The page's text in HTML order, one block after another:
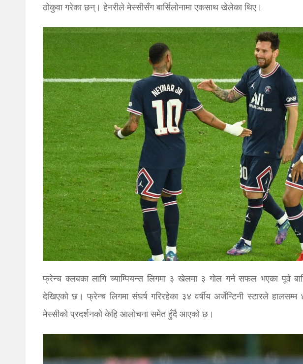
ठोकुवा गरेका छन्। हेनरीले मेस्सीसँग बार्सिलोनामा एकसाथ खेलेका थिए।
फ्रेन्च क्लबका लागि च्याम्पियन्स लिगमा ३ खेलमा ३ गोल गर्न सफल भएका पूर्व
देखिएको छ। फ्रेन्च लिगमा संघर्ष गरिरहेका ३४ वर्षीय अर्जेन्टिनी स्टारले
मेस्सीको प्रदर्शनको केहि आलोचना समेत हुँदै आएको छ।